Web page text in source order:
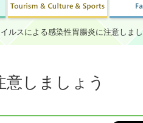
ルスによる感染性胃腸炎に注意しま
しましょう